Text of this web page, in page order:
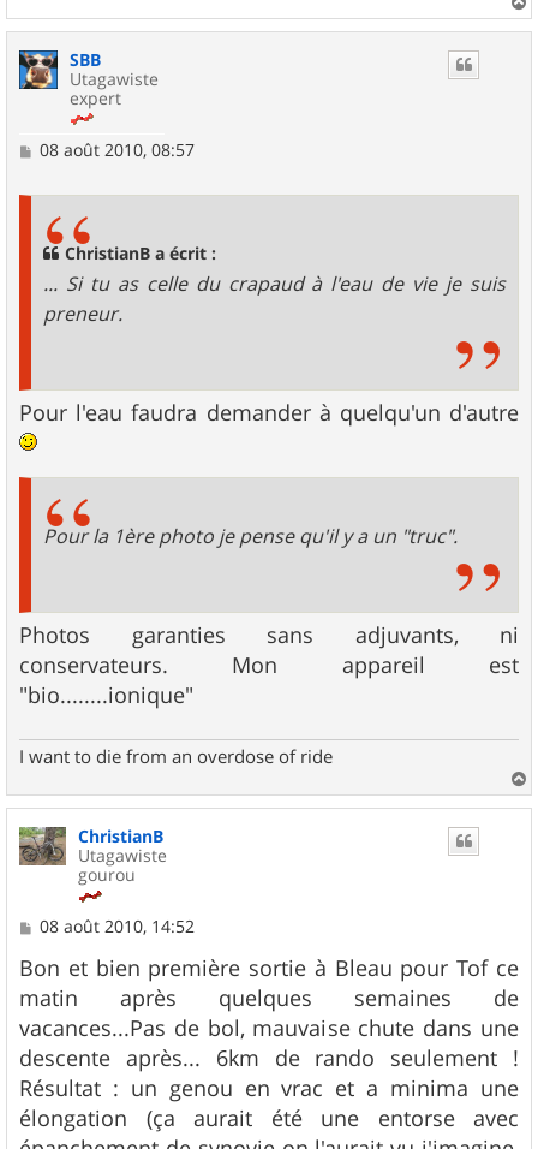
e
a
SBB
Utagawiste
expert
M
08 août 2010, 08:57
ChristianB a écrit :
... Si tu as celle du crapaud à l'eau de vie je suis
preneur.
Pour l'eau faudra demander à quelqu'un d'autre
Pour la 1ère photo je pense qu'il y a un "truc".
Photos garanties sans adjuvants, ni
conservateurs. Mon appareil est
"bio........ionique"
I want to die from an overdose of ride
a
ChristianB
Utagawiste
gourou
M
s
s
a
g
e
08 août 2010, 14:52
Bon et bien première sortie à Bleau pour Tof ce
matin après quelques semaines de
vacances...Pas de bol, mauvaise chute dans une
descente après... 6km de rando seulement !
Résultat : un genou en vrac et a minima une
élongation (ça aurait été une entorse avec